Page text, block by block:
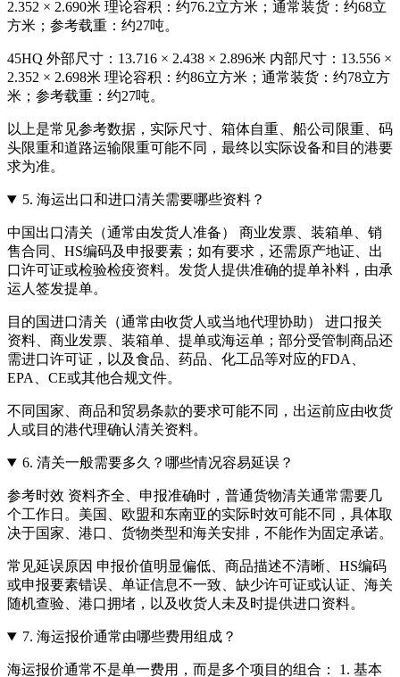
2.352 × 2.690米 理论容积：约76.2立方米；通常装货：约68立
方米；参考载重：约27吨。
45HQ 外部尺寸：13.716 × 2.438 × 2.896米 内部尺寸：13.556 ×
2.352 × 2.698米 理论容积：约86立方米；通常装货：约78立方
米；参考载重：约27吨。
以上是常见参考数据，实际尺寸、箱体自重、船公司限重、码
头限重和道路运输限重可能不同，最终以实际设备和目的港要
求为准。
5. 海运出口和进口清关需要哪些资料？
中国出口清关（通常由发货人准备） 商业发票、装箱单、销
售合同、HS编码及申报要素；如有要求，还需原产地证、出
口许可证或检验检疫资料。发货人提供准确的提单补料，由承
运人签发提单。
目的国进口清关（通常由收货人或当地代理协助） 进口报关
资料、商业发票、装箱单、提单或海运单；部分受管制商品还
需进口许可证，以及食品、药品、化工品等对应的FDA、
EPA、CE或其他合规文件。
不同国家、商品和贸易条款的要求可能不同，出运前应由收货
人或目的港代理确认清关资料。
6. 清关一般需要多久？哪些情况容易延误？
参考时效 资料齐全、申报准确时，普通货物清关通常需要几
个工作日。美国、欧盟和东南亚的实际时效可能不同，具体取
决于国家、港口、货物类型和海关安排，不能作为固定承诺。
常见延误原因 申报价值明显偏低、商品描述不清晰、HS编码
或申报要素错误、单证信息不一致、缺少许可证或认证、海关
随机查验、港口拥堵，以及收货人未及时提供进口资料。
7. 海运报价通常由哪些费用组成？
海运报价通常不是单一费用，而是多个项目的组合： 1. 基本